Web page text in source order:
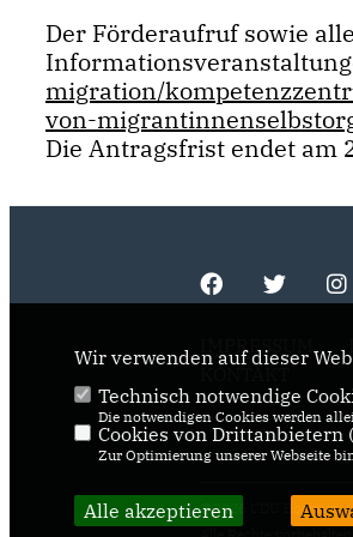
Der Förderaufruf sowie
migration/
von-
Die Antragsfrist endet am
IMPRESSUM
@2026 CDU Bochum
Wir verwenden auf dieser
Technisch notwendige
Die notwendigen Cookies werden
Cookies von Drittanbietern (
Zur Optimierung unserer Webseite
Alle akzeptieren